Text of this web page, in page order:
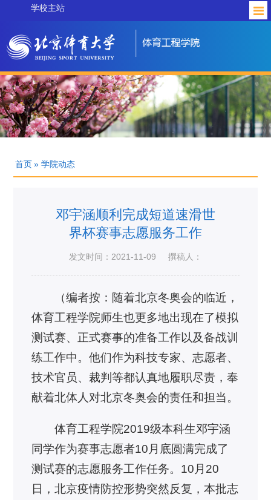
学校主站
首页 » 学院动态
邓宇涵顺利完成短道速滑世
界杯赛事志愿服务工作
发文时间：2021-11-09 撰稿人：
（编者按：随着北京冬奥会的临近，
体育工程学院师生也更多地出现在了模拟
测试赛、正式赛事的准备工作以及备战训
练工作中。他们作为科技专家、志愿者、
技术官员、裁判等都认真地履职尽责，奉
献着北体人对北京冬奥会的责任和担当。
体育工程学院2019级本科生邓宇涵
同学作为赛事志愿者10月底圆满完成了
测试赛的志愿服务工作任务。10月20
日，北京疫情防控形势突然反复，本批志